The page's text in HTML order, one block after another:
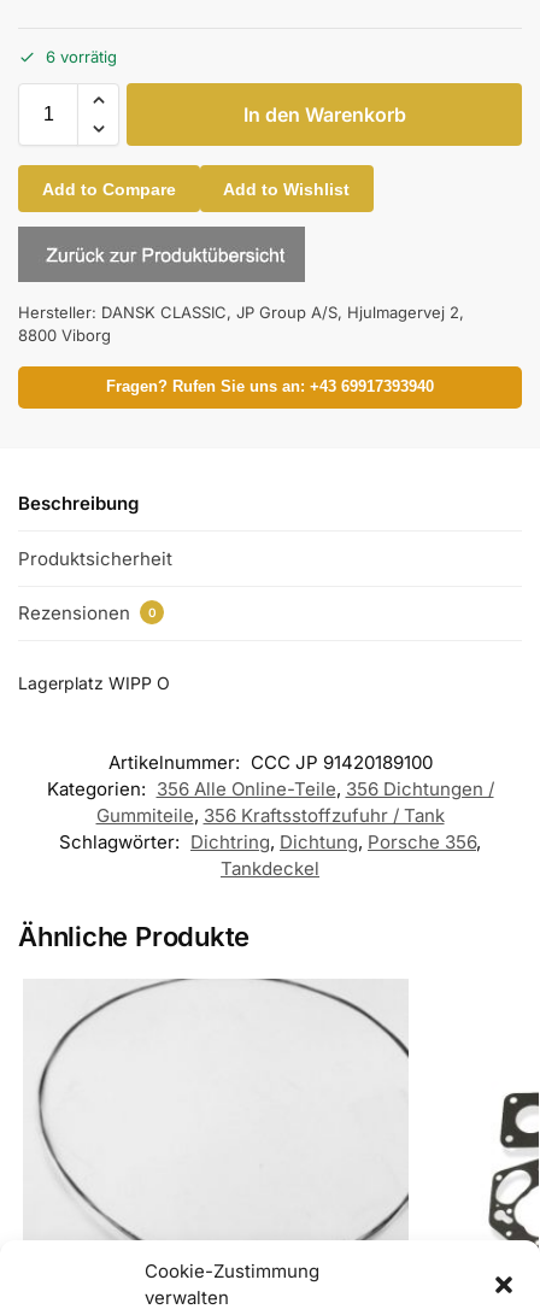
Cookie-Zustimmung
verwalten
6 vorrätig
In den Warenkorb
Add to Compare Add to Wishlist
Hersteller: DANSK CLASSIC, JP Group A/S, Hjulmagervej 2,
8800 Viborg
Fragen? Rufen Sie uns an: +43 69917393940
Beschreibung
Produktsicherheit
Rezensionen 0
Lagerplatz WIPP O
Artikelnummer: CCC JP 91420189100
Kategorien: 356 Alle Online-Teile, 356 Dichtungen /
Gummiteile, 356 Kraftsstoffzufuhr / Tank
Schlagwörter: Dichtring, Dichtung, Porsche 356,
Tankdeckel
Ähnliche Produkte